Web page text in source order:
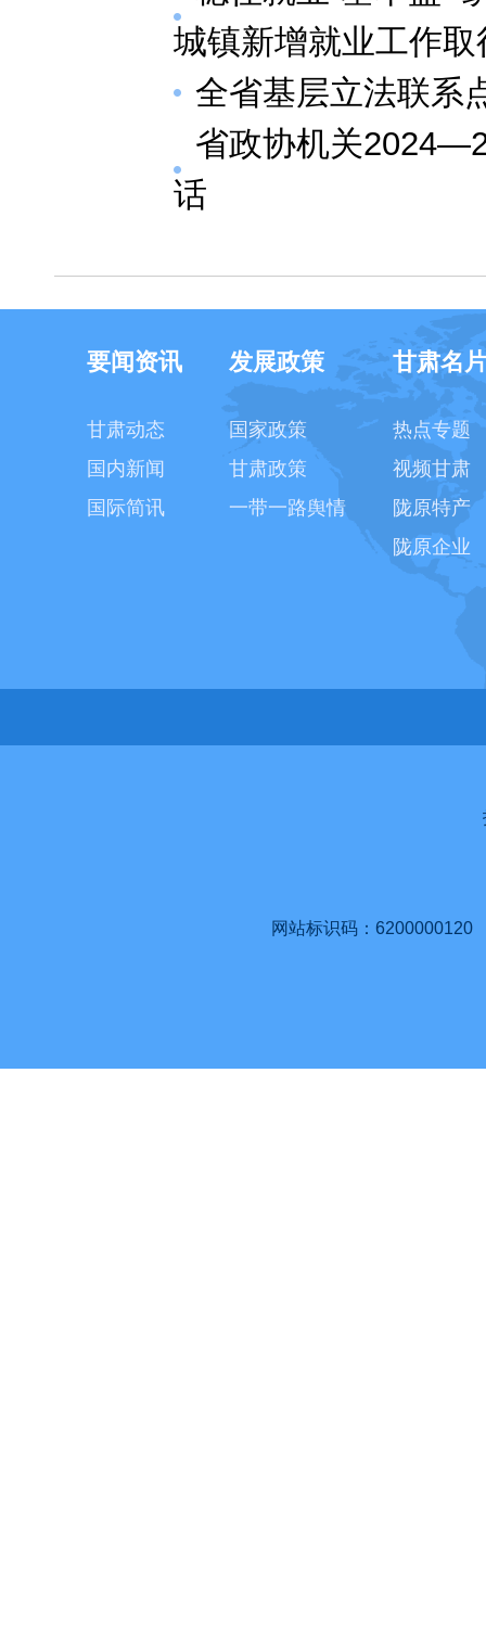
城镇新增就业工作取
全省基层立法联系
省政协机关
话
要闻资讯
甘肃动态
国内新闻
国际简讯
发展政策
国家政策
甘肃政策
一带一路舆情
甘肃名
热点专题
视频甘肃
陇原特产
陇原企业
网站标识码：6200000120